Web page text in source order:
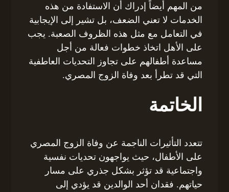
من المهم أيضاً إدراك أن الاستفادة من هذه
الخدمات لا تعني الضعف، بل تشير إلى الإيجابية
في التعامل مع مثل هذه الظروف الصعبة. يجب
على الأهل اتخاذ خطوات فعالة من أجل
مساعدة أطفالهم على تجاوز التحديات العاطفية
التي قد تطرأ بعد وفاة الزوج المصري.
الخاتمة
تتعدد التأثيرات الناجمة عن وفاة الزوج المصري
على الأطفال، حيث يواجهون تحديات نفسية
واجتماعية قد تؤثر بشكل جذري على مسار
حياتهم. فقدان أحد الوالدين قد يؤدي إلى